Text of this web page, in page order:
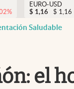
%
EURO-USD
$ 1,16 $ 1,16
Saludable
el